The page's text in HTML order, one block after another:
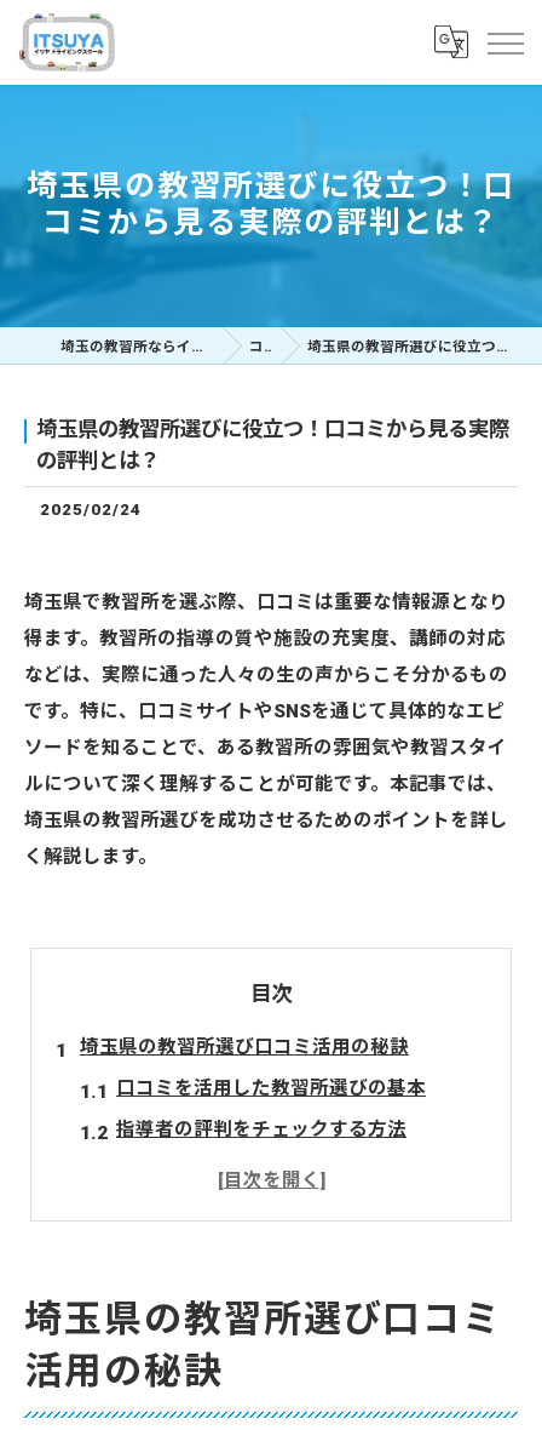
埼玉県の教習所選びに役立つ！口
コミから見る実際の評判とは？
埼玉の教習所ならイツヤドライビングスクール コラム 埼玉県の教習所選びに役立つ！口コミから見る実際の評判とは？
埼玉県の教習所選びに役立つ！口コミから見る実際
の評判とは？
2025/02/24
埼玉県で教習所を選ぶ際、口コミは重要な情報源となり
得ます。教習所の指導の質や施設の充実度、講師の対応
などは、実際に通った人々の生の声からこそ分かるもの
です。特に、口コミサイトやSNSを通じて具体的なエピ
ソードを知ることで、ある教習所の雰囲気や教習スタイ
ルについて深く理解することが可能です。本記事では、
埼玉県の教習所選びを成功させるためのポイントを詳し
く解説します。
目次
埼玉県の教習所選び口コミ活用の秘訣
口コミを活用した教習所選びの基本
指導者の評判をチェックする方法
施設の利便性を口コミから探る
SNSの活用でリアルな情報を得る
口コミで判明！埼玉県教習所の実態と評判
埼玉県の人気教習所を口コミで探る
評判から見る指導方法の特徴
埼玉県の教習所選び口コミ
活用の秘訣